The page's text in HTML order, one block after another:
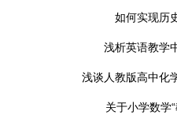
如何实现历
浅析英语教学
浅谈人教版高中化
关于小学数学